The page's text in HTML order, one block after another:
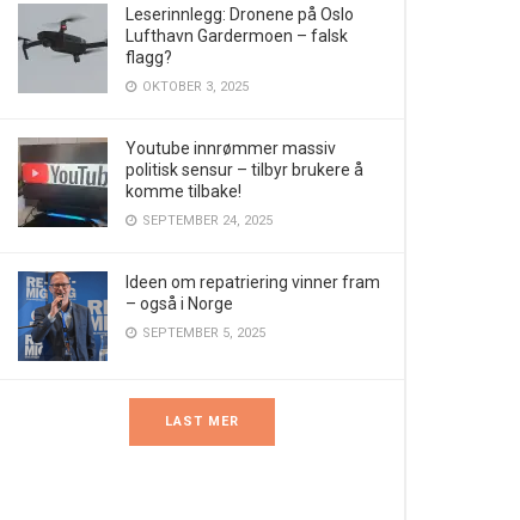
Leserinnlegg: Dronene på Oslo
Lufthavn Gardermoen – falsk
flagg?
OKTOBER 3, 2025
Youtube innrømmer massiv
politisk sensur – tilbyr brukere å
komme tilbake!
SEPTEMBER 24, 2025
Ideen om repatriering vinner fram
– også i Norge
SEPTEMBER 5, 2025
LAST MER